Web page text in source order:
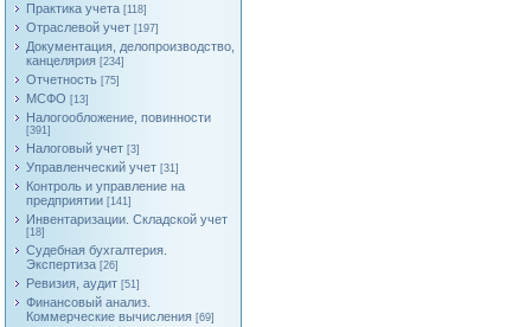
Практика учета [118]
Отраслевой учет [197]
Документация, делопроизводство,
канцелярия [234]
Отчетность [75]
МСФО [13]
Налогообложение, повинности
[391]
Налоговый учет [3]
Управленческий учет [31]
Контроль и управление на
предприятии [141]
Инвентаризации. Складской учет
[18]
Судебная бухгалтерия.
Экспертиза [26]
Ревизия, аудит [51]
Финансовый анализ.
Коммерческие вычисления [69]